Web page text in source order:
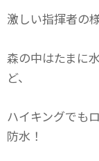
激しい指揮者の
森の中はたまに
ど、
ハイキングでも
防水！